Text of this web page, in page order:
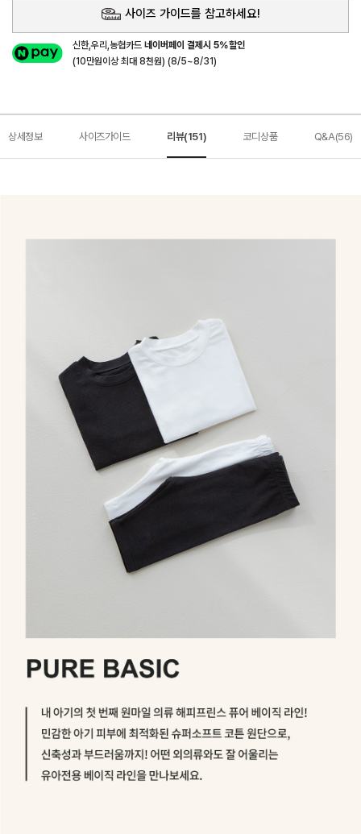
사이즈 가이드를 참고하세요!
신한,우리,농협카드네이버페이 결제시 5%할인
(10만원이상 최대 8천원) (8/5~8/31)
상세정보 사이즈가이드 리뷰(151) 코디상품 Q&A(56)